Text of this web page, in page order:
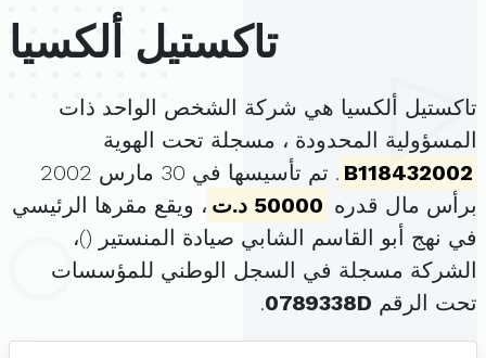
تاكستيل ألكسيا
تاكستيل ألكسيا هي شركة الشخص الواحد ذات
المسؤولية المحدودة ، مسجلة تحت الهوية
B118432002
. تم تأسيسها في 30 مارس 2002
برأس مال قدره 50000 د.ت
، ويقع مقرها الرئيسي
في نهج أبو القاسم الشابي صيادة المنستير ()،
الشركة مسجلة في السجل الوطني للمؤسسات
تحت الرقم 0789338D
.